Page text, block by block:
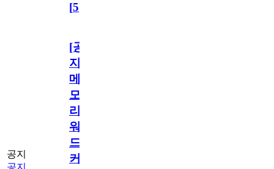
[5]
공지
공지
[공
지]
메
모
리
워
드
커